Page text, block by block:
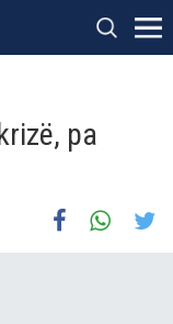
pa